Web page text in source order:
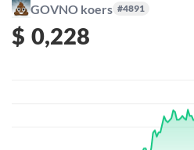
GOVNO koers #4891
$ 0,228